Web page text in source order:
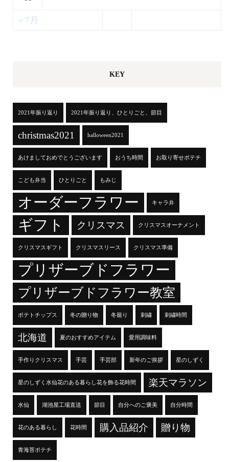
« 7月
KEY
2021年振り返り 2021年振り返り、ひとりごと、節目
christmas2021 halloween2021
あけましておめでとうございます おうち時間 お取り寄せポテチ
こども弁当 ひとりごと もみじ
オーダーフラワー キャラ弁
ギフト クリスマス クリスマスオーナメント
クリスマスギフト クリスマスリース クリスマス準備
プリザーブドフラワー
プリザーブドフラワー教室
ポテトチップス 冬の贈り物 冬籠り 刺繍 刺繍時間
北海道 夏のおすすめアイテム 愛用調味料
手作りクリスマス 手芸 手芸部 新年のご挨拶 星のしずく
星のしずく水仙花のある暮らし花を飾る花時間 楽天マラソン
水仙 湖池屋工場直送 節目 自分へのご褒美 自分時間
花のある暮らし 花時間 購入品紹介 贈り物
青海苔ポテチ